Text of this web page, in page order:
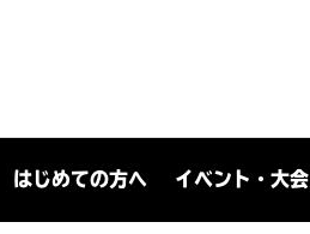
はじめての方へ イベント・大会